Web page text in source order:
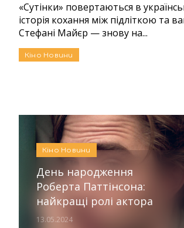
Кіно Новини
«Сутінки» повертаються в
історія кохання між підліткою та
Стефані Майєр — знову на...
Кіно Новини
День народження
Роберта Паттінсона:
найкращі ролі актора
13.05.2024